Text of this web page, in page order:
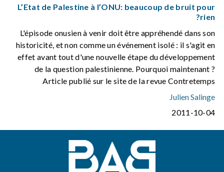
L’Etat de Palestine à l’ONU: beaucoup de bruit pour
rien?
L'épisode onusien à venir doit être appréhendé dans son
historicité, et non comme un événement isolé : il s'agit en
effet avant tout d'une nouvelle étape du développement
de la question palestinienne. Pourquoi maintenant ?
Article publié sur le site de la revue Contretemps
Julien Salinge
2011-10-04